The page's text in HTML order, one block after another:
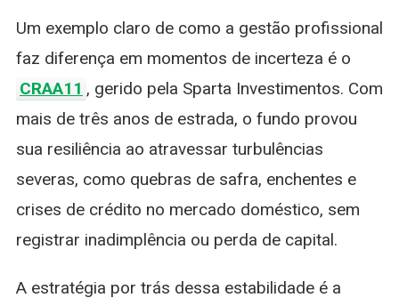
Um exemplo claro de como a gestão profissional
faz diferença em momentos de incerteza é o
CRAA11 , gerido pela Sparta Investimentos. Com
mais de três anos de estrada, o fundo provou
sua resiliência ao atravessar turbulências
severas, como quebras de safra, enchentes e
crises de crédito no mercado doméstico, sem
registrar inadimplência ou perda de capital.
A estratégia por trás dessa estabilidade é a